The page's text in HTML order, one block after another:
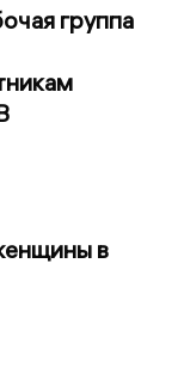
группа
в